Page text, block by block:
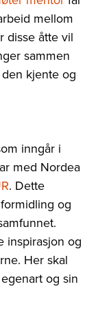
mellom
disse åtte vil
sammen
kjente og
inngår i
med Nordea
. Dette
og
inspirasjon og
Her skal
og sin